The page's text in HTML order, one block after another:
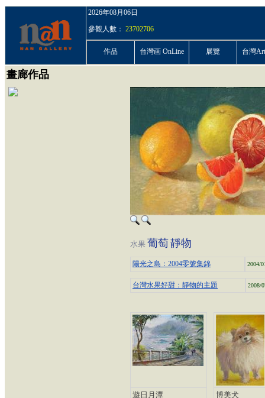
2026年08月06日
參觀人數： 23702706
作品 台灣画 OnLine 展覽 台灣
畫廊作品
水果 葡萄靜物
陽光之島：2004零號集錦 2004/
台灣水果好甜：靜物的主題 2008/
遊日月潭
博美犬